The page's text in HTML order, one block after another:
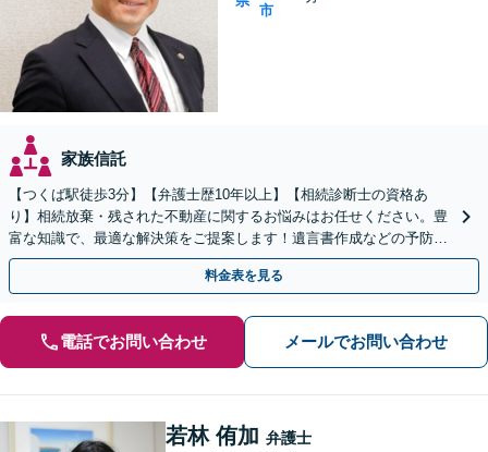
市
家族信託
【つくば駅徒歩3分】【弁護士歴10年以上】【相続診断士の資格あ
り】相続放棄・残された不動産に関するお悩みはお任せください。豊
富な知識で、最適な解決策をご提案します！遺言書作成などの予防策
にも対応可能です【夜間・休日の相談可能】
料金表を見る
電話でお問い合わせ メールでお問い合わせ
若林 侑加 弁護士